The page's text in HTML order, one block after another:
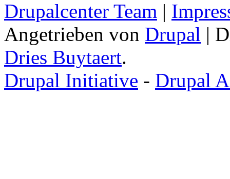
Drupalcenter Team |
Angetrieben von Drupal |
Dries Buytaert.
Drupal Initiative - Drupal